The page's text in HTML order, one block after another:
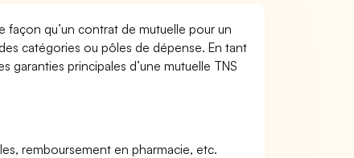
façon qu’un contrat de mutuelle pour un
catégories ou pôles de dépense. En tant
garanties principales d’une mutuelle TNS
remboursement en pharmacie, etc.